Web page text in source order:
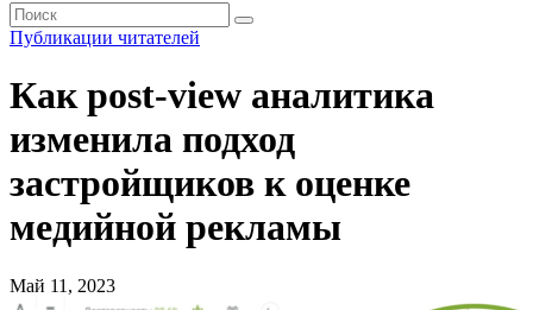
Публикации читателей
Как post-view аналитика
изменила подход
застройщиков к оценке
медийной рекламы
Май 11, 2023